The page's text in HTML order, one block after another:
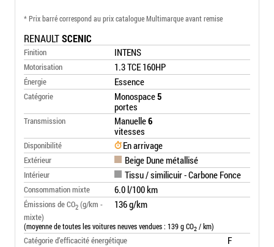
* Prix barré correspond au prix catalogue Multimarque avant remise
RENAULTSCENIC
Finition INTENS
Motorisation 1.3 TCE 160HP
Énergie Essence
Catégorie Monospace5
portes
Transmission Manuelle6
vitesses
Disponibilité En arrivage
Extérieur Beige Dune métallisé
Intérieur Tissu / similicuir - Carbone Fonce
Consommation mixte 6.0 l/100 km
Émissions de CO2 (g/km -
mixte)
136 g/km
(moyenne de toutes les voitures neuves vendues : 139 g CO2 / km)
Catégorie d’efficacité énergétique F